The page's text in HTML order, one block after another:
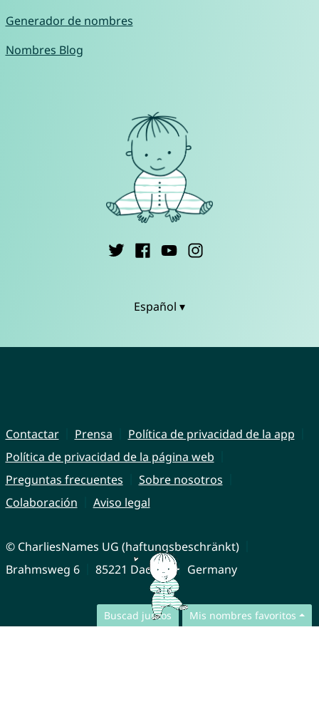
Buscad juntos Mis nombres favoritos
Generador de nombres
Nombres Blog
Español ▾
Contactar Prensa
Política de privacidad de la app
Política de privacidad de la página web
Preguntas frecuentes
Sobre nosotros
Colaboración
Aviso legal
© CharliesNames UG (haftungsbeschränkt)
Brahmsweg 6
85221 Dachau Germany